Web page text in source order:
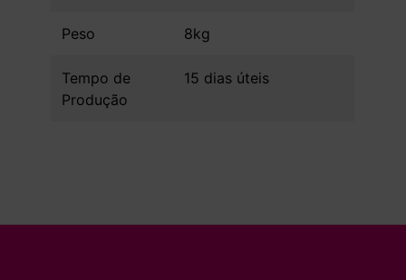
Peso 8kg
Tempo de
Produção
15 dias úteis